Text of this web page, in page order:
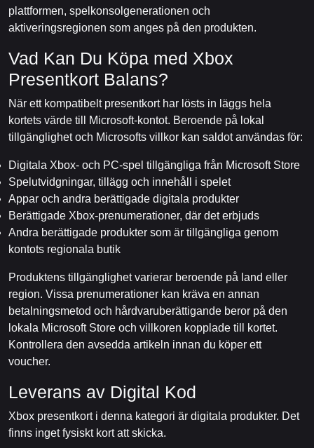
plattformen, spelkonsolgenerationen och
aktiveringsregionen som anges på den produkten.
Vad Kan Du Köpa med Xbox
Presentkort Balans?
När ett kompatibelt presentkort har lösts in läggs hela
kortets värde till Microsoft-kontot. Beroende på lokal
tillgänglighet och Microsofts villkor kan saldot användas för:
Digitala Xbox- och PC-spel tillgängliga från Microsoft Store
Spelutvidgningar, tillägg och innehåll i spelet
Appar och andra berättigade digitala produkter
Berättigade Xbox-prenumerationer, där det erbjuds
Andra berättigade produkter som är tillgängliga genom
kontots regionala butik
Produktens tillgänglighet varierar beroende på land eller
region. Vissa prenumerationer kan kräva en annan
betalningsmetod och hårdvaruberättigande beror på den
lokala Microsoft Store och villkoren kopplade till kortet.
Kontrollera den avsedda artikeln innan du köper ett
voucher.
Leverans av Digital Kod
Xbox presentkort i denna kategori är digitala produkter. Det
finns inget fysiskt kort att skicka.